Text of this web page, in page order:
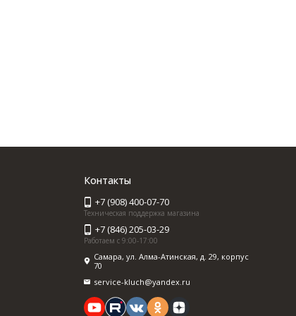
Контакты
+7 (908) 400-07-70
Техническая поддержка магазина
+7 (846) 205-03-29
Работаем с 9:00-17:00
Самара, ул. Алма-Атинская, д. 29, корпус
70
service-kluch@yandex.ru